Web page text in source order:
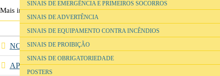
SINAIS DE EMERGÊNCIA E PRIMEIROS SOCORROS
SINAIS DE ADVERTÊNCIA
SINAIS DE EQUIPAMENTO CONTRA INCÊNDIOS
SINAIS DE PROIBIÇÃO
SINAIS DE OBRIGATORIEDADE
POSTERS
Mais informação La educación en la Encrucijada
NOTÍCIAS
APRESENTAÇÃO